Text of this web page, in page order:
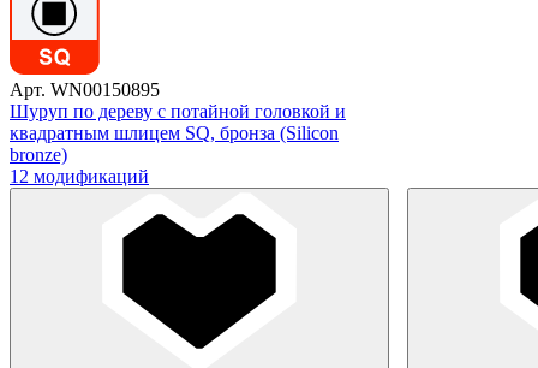
Арт. WN00150895
Шуруп по дереву с потайной головкой и
квадратным шлицем SQ, бронза (Silicon
bronze)
12 модификаций